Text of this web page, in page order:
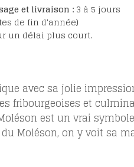
et livraison : 3 à 5 jours
de fin d'année)
un délai plus court.
avec sa jolie
fribourgeoises et
est un vrai
du Moléson, on y voit sa